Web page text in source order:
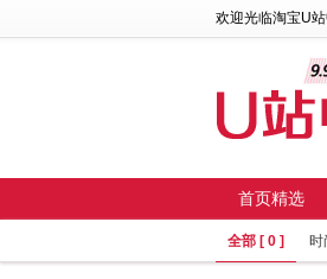
欢迎光临淘宝U
首页精选
全部 [ 0 ] 时